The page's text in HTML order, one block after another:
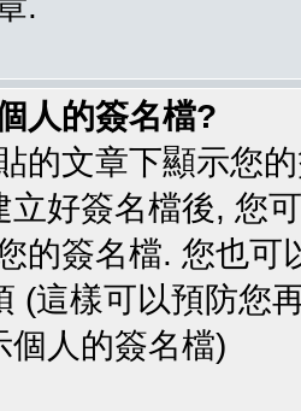
人的簽名檔?
的文章下顯示您
立好簽名檔後, 您
的簽名檔. 您也
(這樣可以預防您
個人的簽名檔)